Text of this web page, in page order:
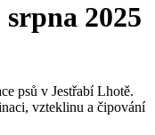
2025
psů v Jestřabí Lhotě.
vzteklinu a čipování